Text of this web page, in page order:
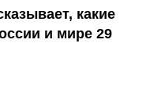
какие
и мире 29